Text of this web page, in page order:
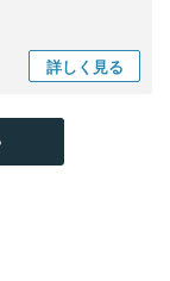
詳しく 見る